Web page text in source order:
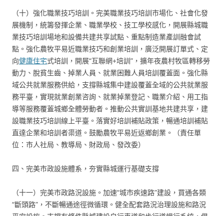
（十）強化職業技巧培訓。完美職業技巧培訓市場化、社會化發
展機制，統籌發揮企業、職業學校、技工學校感化，開展縣城職
業技巧培訓場地和設備共建共享試點、重點制造業產訓融會試
點。強化農牧平易近職業技巧和創業培訓，廣泛開展訂單式、定
向健康住宅式培訓，開展“互聯網+培訓”，擴年夜農村牧區轉移勞
動力、脫貧生齒、掉業人員、就業困難人員培訓覆蓋面。強化縣
域公共就業服務供給，支撐縣城集中建設覆蓋全域的公共就業服
務平臺，實現就業創業咨詢、就業掉業登記、職業介紹、用工指
導等服務覆蓋城鄉全體勞動者。推動公共實訓基地共建共享，建
設職業技巧培訓線上平臺。落實好培訓補貼政策，暢通培訓補貼
直達企業和培訓者渠道。鼓勵農牧平易近返鄉創業。（責任單
位：市人社局、教導局、財政局、發改委）
四、完美市政設施體系，夯實縣城運行基礎支撐
（十一）完美市政路況設施。加速“城市疾速路”建設，買通各類
“斷頭路”，不斷暢通途徑微循環。健全配套路況治理設施和路況